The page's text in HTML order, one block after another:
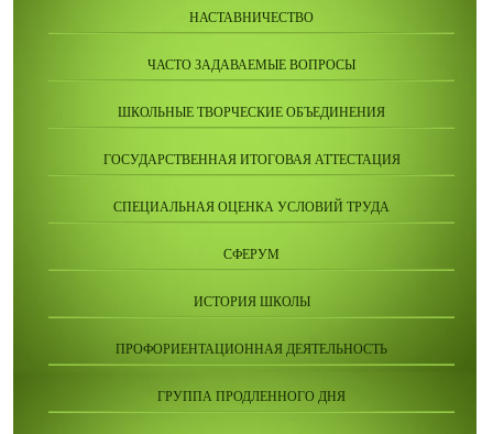
НАСТАВНИЧЕСТВО
ЧАСТО ЗАДАВАЕМЫЕ ВОПРОСЫ
ШКОЛЬНЫЕ ТВОРЧЕСКИЕ ОБЪЕДИНЕНИЯ
ГОСУДАРСТВЕННАЯ ИТОГОВАЯ АТТЕСТАЦИЯ
СПЕЦИАЛЬНАЯ ОЦЕНКА УСЛОВИЙ ТРУДА
СФЕРУМ
ИСТОРИЯ ШКОЛЫ
ПРОФОРИЕНТАЦИОННАЯ ДЕЯТЕЛЬНОСТЬ
ГРУППА ПРОДЛЕННОГО ДНЯ